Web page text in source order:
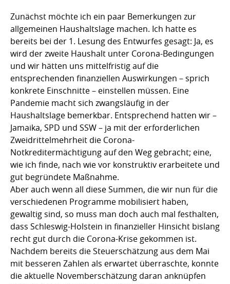
Zunächst möchte ich ein paar Bemerkungen zur
allgemeinen Haushaltslage machen. Ich hatte es
bereits bei der 1. Lesung des Entwurfes gesagt: Ja, es
wird der zweite Haushalt unter Corona-Bedingungen
und wir hätten uns mittelfristig auf die
entsprechenden finanziellen Auswirkungen – sprich
konkrete Einschnitte – einstellen müssen. Eine
Pandemie macht sich zwangsläufig in der
Haushaltslage bemerkbar. Entsprechend hatten wir –
Jamaika, SPD und SSW – ja mit der erforderlichen
Zweidrittelmehrheit die Corona-
Notkreditermächtigung auf den Weg gebracht; eine,
wie ich finde, nach wie vor konstruktiv erarbeitete und
gut begründete Maßnahme.
Aber auch wenn all diese Summen, die wir nun für die
verschiedenen Programme mobilisiert haben,
gewaltig sind, so muss man doch auch mal festhalten,
dass Schleswig-Holstein in finanzieller Hinsicht bislang
recht gut durch die Corona-Krise gekommen ist.
Nachdem bereits die Steuerschätzung aus dem Mai
mit besseren Zahlen als erwartet überraschte, konnte
die aktuelle Novemberschätzung daran anknüpfen